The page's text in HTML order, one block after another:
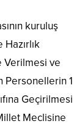
kuruluş
Verilmesi ve
Personellerin 1
Geçirilmesi
Meclisine